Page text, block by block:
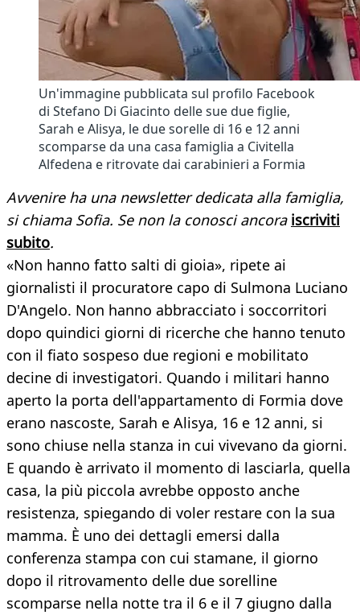
Un'immagine pubblicata sul profilo Facebook
di Stefano Di Giacinto delle sue due figlie,
Sarah e Alisya, le due sorelle di 16 e 12 anni
scomparse da una casa famiglia a Civitella
Alfedena e ritrovate dai carabinieri a Formia
Avvenire ha una newsletter dedicata alla famiglia,
si chiama Sofia. Se non la conosci ancora iscriviti
subito.
«Non hanno fatto salti di gioia», ripete ai
giornalisti il procuratore capo di Sulmona Luciano
D'Angelo. Non hanno abbracciato i soccorritori
dopo quindici giorni di ricerche che hanno tenuto
con il fiato sospeso due regioni e mobilitato
decine di investigatori. Quando i militari hanno
aperto la porta dell'appartamento di Formia dove
erano nascoste, Sarah e Alisya, 16 e 12 anni, si
sono chiuse nella stanza in cui vivevano da giorni.
E quando è arrivato il momento di lasciarla, quella
casa, la più piccola avrebbe opposto anche
resistenza, spiegando di voler restare con la sua
mamma. È uno dei dettagli emersi dalla
conferenza stampa con cui stamane, il giorno
dopo il ritrovamento delle due sorelline
scomparse nella notte tra il 6 e il 7 giugno dalla